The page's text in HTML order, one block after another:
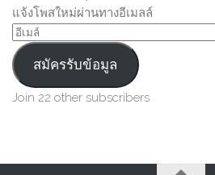
แจ้งโพสใหม่ผ่านทางอีเมลล์
อีเมล์
สมัครรับข้อมูล
Join 22 other subscribers